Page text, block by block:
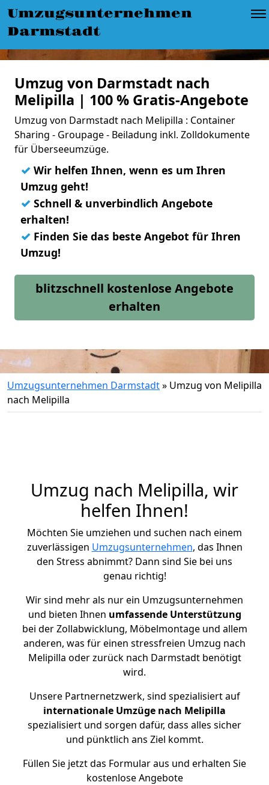
Umzugsunternehmen
Darmstadt
Umzug von Darmstadt nach
Melipilla | 100 % Gratis-Angebote
Umzug von Darmstadt nach Melipilla : Container
Sharing - Groupage - Beiladung inkl. Zolldokumente
für Überseeumzüge.
✓ Wir helfen Ihnen, wenn es um Ihren
Umzug geht!
✓ Schnell & unverbindlich Angebote
erhalten!
✓ Finden Sie das beste Angebot für Ihren
Umzug!
blitzschnell kostenlose Angebote
erhalten
Umzugsunternehmen Darmstadt» Umzug von Melipilla
nach Melipilla
Umzug nach Melipilla, wir
helfen Ihnen!
Möchten Sie umziehen und suchen nach einem
zuverlässigen Umzugsunternehmen, das Ihnen
den Stress abnimmt? Dann sind Sie bei uns
genau richtig!
Wir sind mehr als nur ein Umzugsunternehmen
und bieten Ihnen umfassende Unterstützung
bei der Zollabwicklung, Möbelmontage und allem
anderen, was für einen stressfreien Umzug nach
Melipilla oder zurück nach Darmstadt benötigt
wird.
Unsere Partnernetzwerk, sind spezialisiert auf
internationale Umzüge nach Melipilla
spezialisiert und sorgen dafür, dass alles sicher
und pünktlich ans Ziel kommt.
Füllen Sie jetzt das Formular aus und erhalten Sie
kostenlose Angebote